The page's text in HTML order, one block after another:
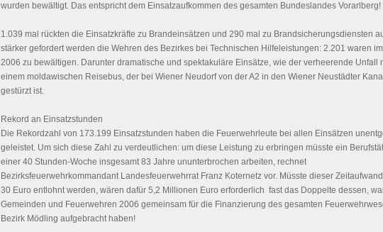
wurden bewältigt. Das entspricht dem Einsatzaufkommen des gesamten Bundeslandes Vorarlberg!
1.039 mal rückten die Einsatzkräfte zu Brandeinsätzen und 290 mal zu Brandsicherungsdiensten
stärker gefordert werden die Wehren des Bezirkes bei Technischen Hilfeleistungen: 2.201 waren
2006 zu bewältigen. Darunter dramatische und spektakuläre Einsätze, wie der verheerende Unfall
einem moldawischen Reisebus, der bei Wiener Neudorf von der A2 in den Wiener Neustädter Kanal
gestürzt ist.
Rekord an Einsatzstunden
Die Rekordzahl von 173.199 Einsatzstunden haben die Feuerwehrleute bei allen Einsätzen
geleistet. Um sich diese Zahl zu verdeutlichen: um diese Leistung zu erbringen müsste ein
einer 40 Stunden-Woche insgesamt 83 Jahre ununterbrochen arbeiten, rechnet
Bezirksfeuerwehrkommandant Landesfeuerwehrrat Franz Koternetz vor. Müsste dieser
30 Euro entlohnt werden, wären dafür 5,2 Millionen Euro erforderlich  fast das Doppelte dessen,
Gemeinden und Feuerwehren 2006 gemeinsam für die Finanzierung des gesamten
Bezirk Mödling aufgebracht haben!